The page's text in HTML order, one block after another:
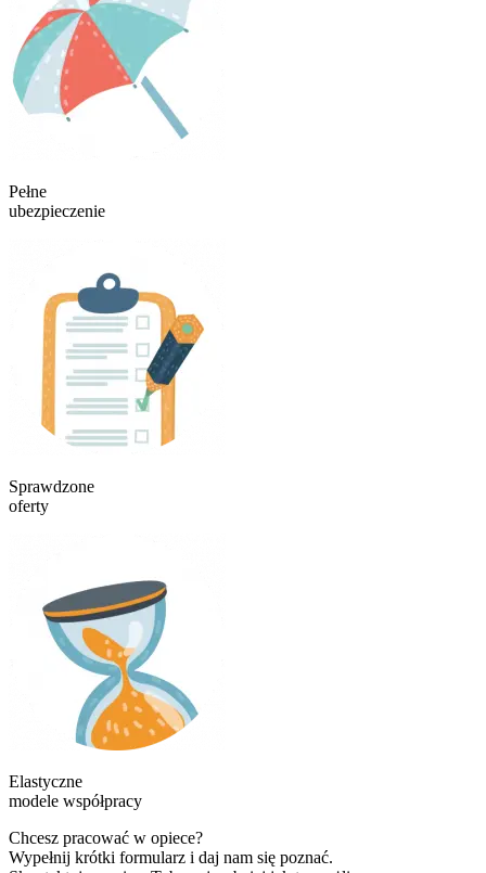
Pełne
ubezpieczenie
Sprawdzone
oferty
Elastyczne
modele współpracy
Chcesz pracować w opiece?
Wypełnij krótki formularz i daj nam się poznać.